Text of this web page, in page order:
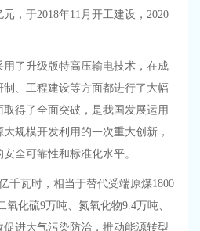
，于2018年11月开工建设，2020
了升级版特高压输电技术，在成
、工程建设等方面都进行了大幅
得了全面突破，是我国发展运用
规模开发利用的一次重大创新，
全可靠性和标准化水平。
千瓦时，相当于替代受端原煤1800
化硫9万吨、氮氧化物9.4万吨、
促进大气污染防治，推动能源转型